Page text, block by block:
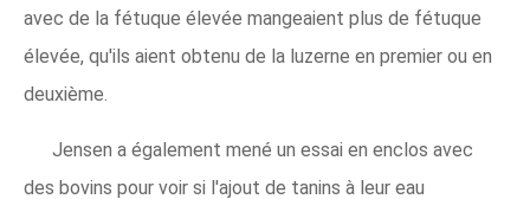
avec de la fétuque élevée mangeaient plus de fétuque
élevée, qu'ils aient obtenu de la luzerne en premier ou en
deuxième.
Jensen a également mené un essai en enclos avec
des bovins pour voir si l'ajout de tanins à leur eau